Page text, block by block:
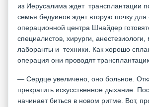
из Иерусалима ждет трансплантации
семья бедуинов ждет вторую почку
операционной центра Шнайдер
специалистов, хирурги, анестезиологи,
лаборанты и техники. Как хорошо
операция они проводят
— Сердце увеличено, оно больное.
прекратить искусственное дыхание.
начинает биться в новом ритме. Вот,